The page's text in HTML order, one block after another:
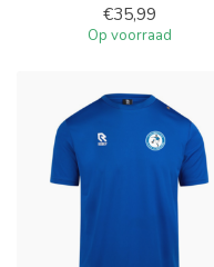
€35,99
Op voorraad